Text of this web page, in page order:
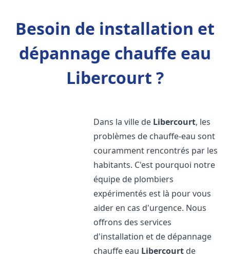
Besoin de installation et
dépannage chauffe eau
Libercourt ?
Dans la ville de Libercourt, les
problèmes de chauffe-eau sont
couramment rencontrés par les
habitants. C'est pourquoi notre
équipe de plombiers
expérimentés est là pour vous
aider en cas d'urgence. Nous
offrons des services
d'installation et de dépannage
chauffe eau Libercourt de